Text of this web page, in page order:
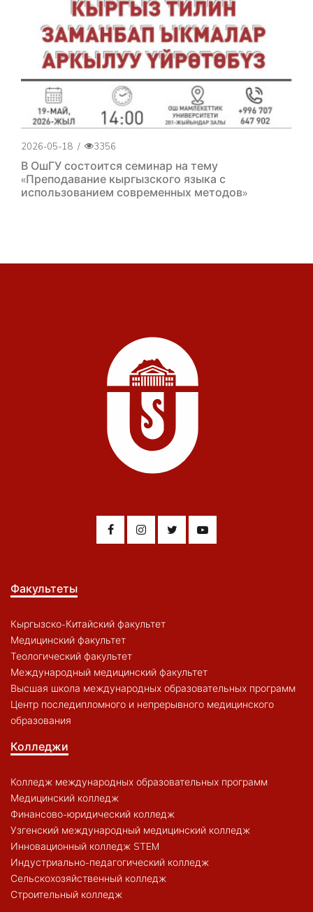
2026-05-18 / 3356
В ОшГУ состоится семинар на тему
«Преподавание кыргызского языка с
использованием современных методов»
Факультеты
Кыргызско-Китайский факультет
Медицинский факультет
Теологический факультет
Международный медицинский факультет
Высшая школа международных образовательных программ
Центр последипломного и непрерывного медицинского
образования
Колледжи
Колледж международных образовательных программ
Медицинский колледж
Финансово-юридический колледж
Узгенский международный медицинский колледж
Инновационный колледж STEM
Индустриально-педагогический колледж
Сельскохозяйственный колледж
Строительный колледж